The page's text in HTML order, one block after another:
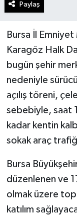
Paylaş
Bursa İl
Karagöz Halk
bugün şehir
nedeniyle
açılış töreni,
sebebiyle, saat
kadar kentin
sokak araç
Bursa
düzenlenen ve
olmak üzere
katılım